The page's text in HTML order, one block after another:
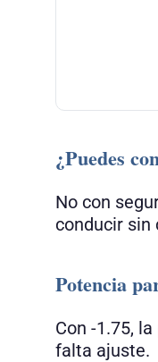
¿Puedes
No con
conducir sin
Potencia
Con -1.75,
falta ajuste.